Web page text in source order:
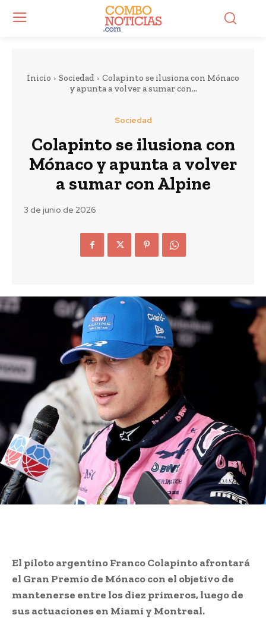
Inicio Sociedad
Colapinto se ilusiona con Mónaco
y apunta a volver a sumar con...
Sociedad
Colapinto se ilusiona con
Mónaco y apunta a volver
a sumar con Alpine
3 de junio de 2026
El piloto argentino Franco Colapinto afrontará
el Gran Premio de Mónaco con el objetivo de
mantenerse entre los diez primeros, luego de
sus actuaciones en Miami y Montreal.